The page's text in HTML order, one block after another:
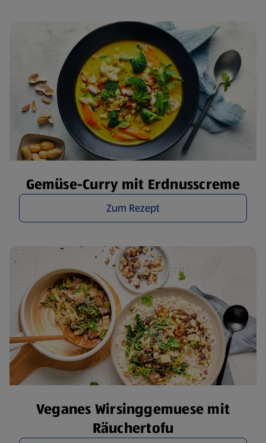
Gemüse-Curry mit Erdnusscreme
Zum Rezept
Veganes Wirsinggemuese mit
Räuchertofu